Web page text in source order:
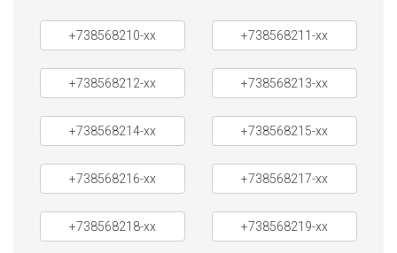
+738568210-xx +738568211-xx
+738568212-xx +738568213-xx
+738568214-xx +738568215-xx
+738568216-xx +738568217-xx
+738568218-xx +738568219-xx